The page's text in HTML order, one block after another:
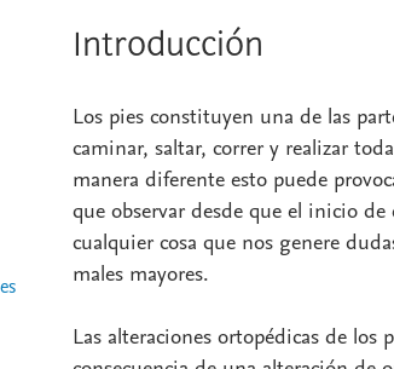
Introducción
Los pies constituyen una de las
caminar, saltar, correr y realizar
manera diferente esto puede
que observar desde que el inicio
cualquier cosa que nos genere
males mayores.
Las alteraciones ortopédicas de los